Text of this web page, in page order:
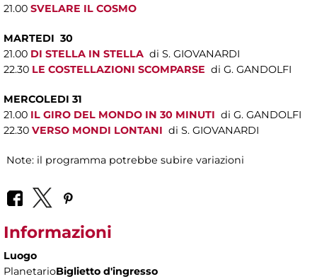
21.00 SVELARE IL COSMO
MARTEDI 30
21.00 DI STELLA IN STELLA di S. GIOVANARDI
22.30 LE COSTELLAZIONI SCOMPARSE di G. GANDOLFI
MERCOLEDI 31
21.00 IL GIRO DEL MONDO IN 30 MINUTI di G. GANDOLFI
22.30 VERSO MONDI LONTANI di S. GIOVANARDI
Note: il programma potrebbe subire variazioni
Informazioni
Luogo
PlanetarioBiglietto d'ingresso